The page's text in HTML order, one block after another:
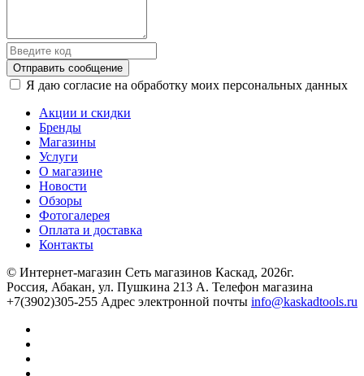
Отправить сообщение
Я даю согласие на обработку моих персональных данных
Акции и скидки
Бренды
Магазины
Услуги
О магазине
Новости
Обзоры
Фотогалерея
Оплата и доставка
Контакты
© Интернет-магазин Сеть магазинов Каскад, 2026г.
Россия, Абакан, ул. Пушкина 213 А. Телефон магазина
+7(3902)305-255 Адрес электронной почты info@kaskadtools.ru